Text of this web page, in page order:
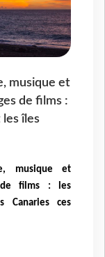
musique et
de films :
îles
musique et
de films : les
Canaries ces